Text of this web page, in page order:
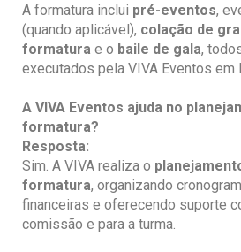
A formatura inclui pré-eventos,
(quando aplicável), colação de
formatura e o baile de gala,
executados pela VIVA Eventos em
A VIVA Eventos ajuda no
formatura?
Resposta:
Sim. A VIVA realiza o
formatura, organizando
financeiras e oferecendo suporte
comissão e para a turma.